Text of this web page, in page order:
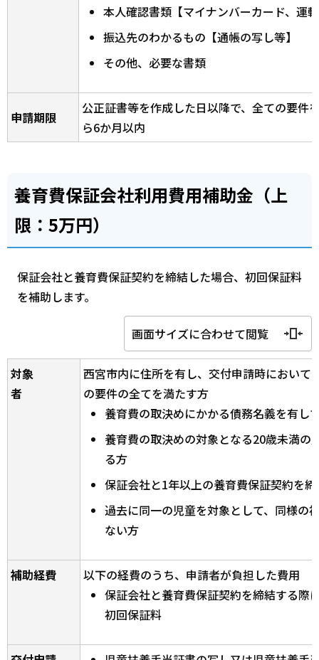
本人確認書類【マイナンバーカード、運
振込先のわかるもの【通帳の写し等】
その他、必要な書類
申請期限
公正証書等を作成した日以降で、全ての要件
ら6か月以内
養育費保証会社利用費用補助金（上
限：5万円）
保証会社と養育費保証契約を締結した場合、初回保証料
を補助します。
画面サイズに合わせて閲覧
対象
者
西宮市内に住所を有し、交付申請時において
の要件の全てを満たす方
養育費の取決めにかかる債務名義を有し
養育費の取決めの対象となる20歳未満の
る方
保証会社と1年以上の養育費保証契約を
過去に同一の児童を対象として、同様の
ない方
補助経費
以下の経費のうち、申請者が負担した費用
保証会社と養育費保証契約を締結する際
初回保証料